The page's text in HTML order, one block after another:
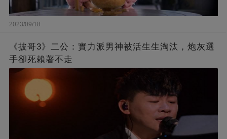
2023/09/18
《披哥3》二公：實力派男神被活生生淘汰，炮灰選
手卻死賴著不走